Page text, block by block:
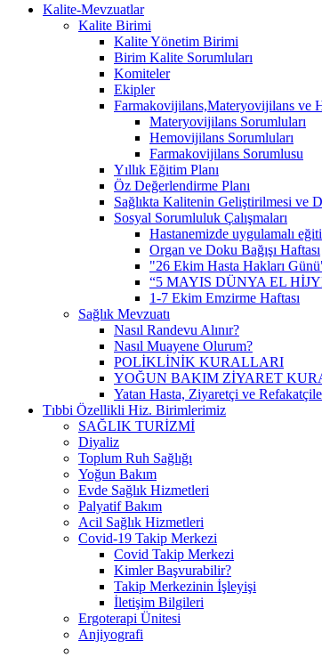
Kalite-Mevzuatlar
Kalite Birimi
Kalite Yönetim Birimi
Birim Kalite Sorumluları
Komiteler
Ekipler
Farmakovijilans,Materyovijilans ve
Materyovijilans Sorumluları
Hemovijilans Sorumluları
Farmakovijilans Sorumlusu
Yıllık Eğitim Planı
Öz Değerlendirme Planı
Sağlıkta Kalitenin Geliştirilmesi ve
Sosyal Sorumluluk Çalışmaları
Hastanemizde uygulamalı
Organ ve Doku Bağışı Haftası
"26 Ekim Hasta Hakları
“5 MAYIS DÜNYA EL
1-7 Ekim Emzirme Haftası
Sağlık Mevzuatı
Nasıl Randevu Alınır?
Nasıl Muayene Olurum?
POLİKLİNİK KURALLARI
YOĞUN BAKIM ZİYARET
Yatan Hasta, Ziyaretçi ve
Tıbbi Özellikli Hiz. Birimlerimiz
SAĞLIK TURİZMİ
Diyaliz
Toplum Ruh Sağlığı
Yoğun Bakım
Evde Sağlık Hizmetleri
Palyatif Bakım
Acil Sağlık Hizmetleri
Covid-19 Takip Merkezi
Covid Takip Merkezi
Kimler Başvurabilir?
Takip Merkezinin İşleyişi
İletişim Bilgileri
Ergoterapi Ünitesi
Anjiyografi